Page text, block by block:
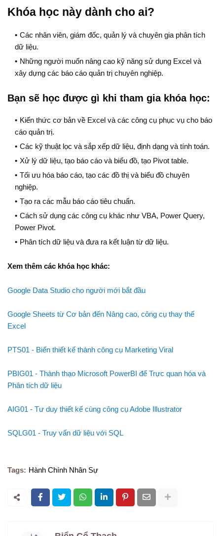
Khóa học này dành cho ai?
Các nhân viên, giám đốc, quản lý và chuyên gia phân tích
dữ liệu.
Những người muốn nâng cao kỹ năng sử dụng Excel và
xây dựng các báo cáo quản trị chuyên nghiệp.
Bạn sẽ học được gì khi tham gia khóa học:
Kiến thức cơ bản về Excel và các công cụ phục vụ cho báo
cáo quản trị.
Các kỹ thuật lọc và sắp xếp dữ liệu, định dạng và tính toán.
Xử lý dữ liệu, tạo báo cáo và biểu đồ, tạo Pivot table.
Tối ưu hóa báo cáo, tạo các đồ thị và biểu đồ chuyên
nghiệp.
Tạo ra các mẫu báo cáo tiêu chuẩn.
Cách sử dụng các công cụ khác như VBA, Power Query,
Power Pivot.
Phân tích dữ liệu và đưa ra kết luận từ dữ liệu.
Xem thêm các khóa học khác:
Google Data Studio cho người mới bắt đầu
Google Sheets từ Cơ bản đến Nâng cao, công cụ thay thế
Excel
PTS01 - Biến thiết kế thành công cụ Marketing Viral
PBIG01 - Thành thạo Microsoft PowerBI để Trực quan hóa và
Phân tích dữ liệu
AIG01 - Tư duy thiết kế cùng công cụ Adobe Illustrator
SQLG01 - Truy vấn dữ liệu với SQL
Tags: Hành Chính Nhân Sự